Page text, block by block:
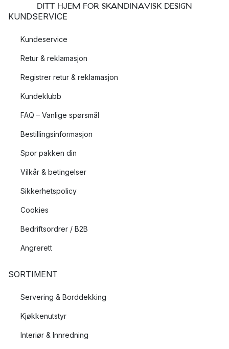
DITT HJEM FOR SKANDINAVISK DESIGN
KUNDSERVICE
Kundeservice
Retur & reklamasjon
Registrer retur & reklamasjon
Kundeklubb
FAQ – Vanlige spørsmål
Bestillingsinformasjon
Spor pakken din
Vilkår & betingelser
Sikkerhetspolicy
Cookies
Bedriftsordrer / B2B
Angrerett
SORTIMENT
Servering & Borddekking
Kjøkkenutstyr
Interiør & Innredning